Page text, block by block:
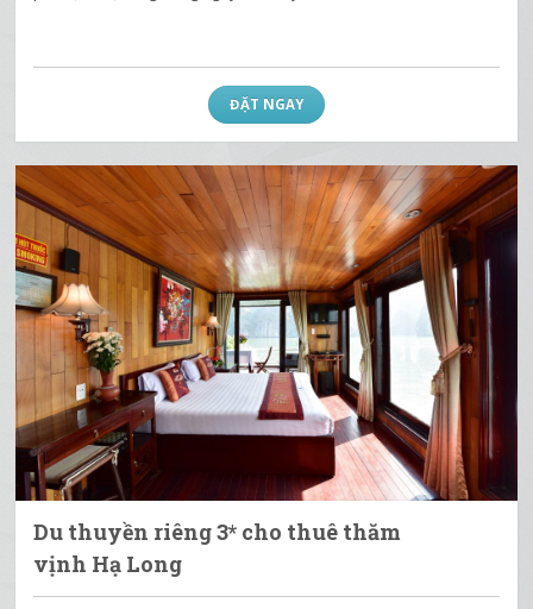
ĐẶT NGAY
Du thuyền riêng 3* cho thuê thăm
vịnh Hạ Long